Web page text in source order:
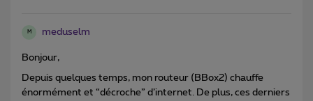
M meduselm
Bonjour,
Depuis quelques temps, mon routeur (BBox2) chauffe
énormément et “décroche” d’internet. De plus, ces derniers